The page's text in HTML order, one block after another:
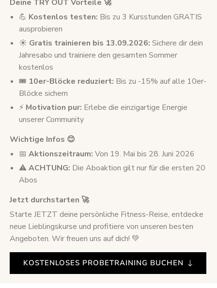
Deine TRY OUT Vorteile 🚀
💪 Kostenlos testen: Bis zu 3 Kursstunden GRATIS
ausprobieren
☀️ Gratis trainieren bis 13.09.2026: Sichere dir dein
Jahresabo und trainiere den gesamten Sommer
kostenlos
🎟️ 10er-Blöcke reduziert: Bis zu -15% auf alle 10er-
Blöcke sichern
⚡ Motivation pur: Erlebe die einzigartige Energie
unserer Community
Wichtige Infos 😊
📅Aktionszeitraum: Von 19. Mai bis 28. Juni 2026
⚠️ACHTUNG: Die Aboaktion gilt nur für die ersten 20
Abos
Jetzt durchstarten 🚀
Starte JETZT deine persönliche Fitness-Reise, entdecke
neue Lieblingskurse und profitiere von unseren besten
Angeboten. Wir freuen uns auf dich! 💚
KOSTENLOSES PROBETRAINING BUCHEN